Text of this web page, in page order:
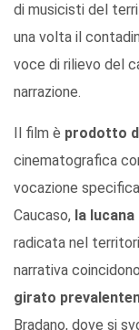
di musicisti del
una volta il
voce di rilievo del
narrazione.
Il film è prodotto
cinematografica
vocazione
Caucaso, la
radicata nel
narrativa
girato
Bradano, dove si